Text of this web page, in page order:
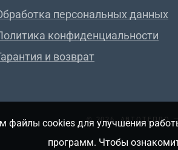
персональных данных
конфиденциальности
и возврат
© 2026, АВТОТЕПЛО
файлы cookies для улучшения
программ. Чтобы